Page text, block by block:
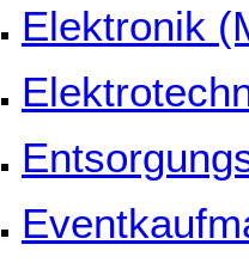
Elektronik